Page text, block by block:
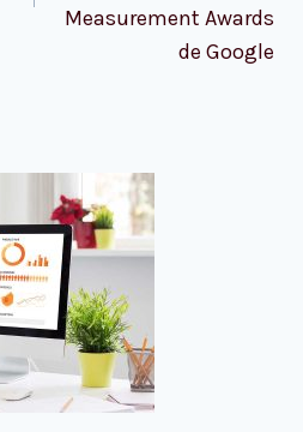
Measurement Awards
de Google